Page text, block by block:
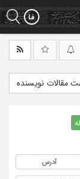
مقالات نویسنده
آدرس